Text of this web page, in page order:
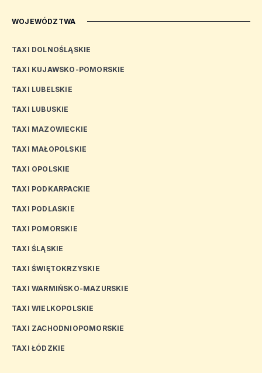
WOJEWÓDZTWA
TAXI DOLNOŚLĄSKIE
TAXI KUJAWSKO-POMORSKIE
TAXI LUBELSKIE
TAXI LUBUSKIE
TAXI MAZOWIECKIE
TAXI MAŁOPOLSKIE
TAXI OPOLSKIE
TAXI PODKARPACKIE
TAXI PODLASKIE
TAXI POMORSKIE
TAXI ŚLĄSKIE
TAXI ŚWIĘTOKRZYSKIE
TAXI WARMIŃSKO-MAZURSKIE
TAXI WIELKOPOLSKIE
TAXI ZACHODNIOPOMORSKIE
TAXI ŁÓDZKIE